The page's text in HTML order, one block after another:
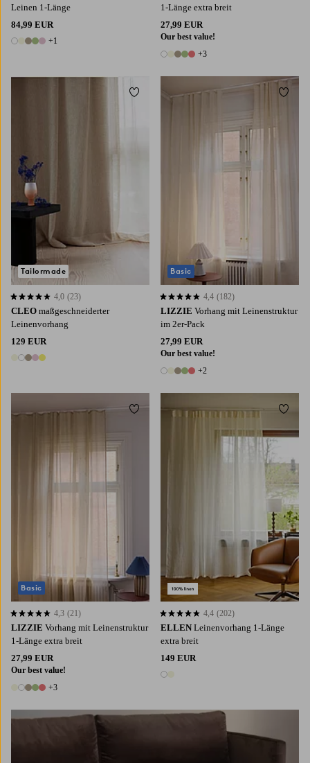
Leinen 1-Länge
84,99 EUR
6 Farben
+1
1-Länge extra breit
27,99 EUR
Our best value!
8 Farben
+3
CLEO maßgeschneiderter
Leinenvorhang
129 EUR
5 Farben
4,0 basierend auf 23 Bewertungen
4,0 (23)
Tailormade
Zu Favoriten hinzufügen
LIZZIE Vorhang mit Leinenstruktur
im 2er-Pack
27,99 EUR
Our best value!
7 Farben
+2
4,4 basierend auf 182 Bewertungen
4,4 (182)
Basic
Zu
LIZZIE Vorhang mit Leinenstruktur
1-Länge extra breit
27,99 EUR
Our best value!
8 Farben
+3
4,3 basierend auf 21 Bewertungen
4,3 (21)
Basic
Zu Favoriten hinzufügen
ELLEN Leinenvorhang 1-Länge
extra breit
149 EUR
2 Farben
4,4 basierend auf 202 Bewertungen
4,4 (202)
Zu